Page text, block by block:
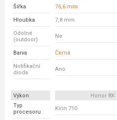
Šířka 76,6 mm
Hloubka 7,8 mm
Odolné
(outdoor)
Ne
Barva Černá
Notifikační
dioda
Ano
Výkon Honor 8X
Typ
procesoru
Kirin 710